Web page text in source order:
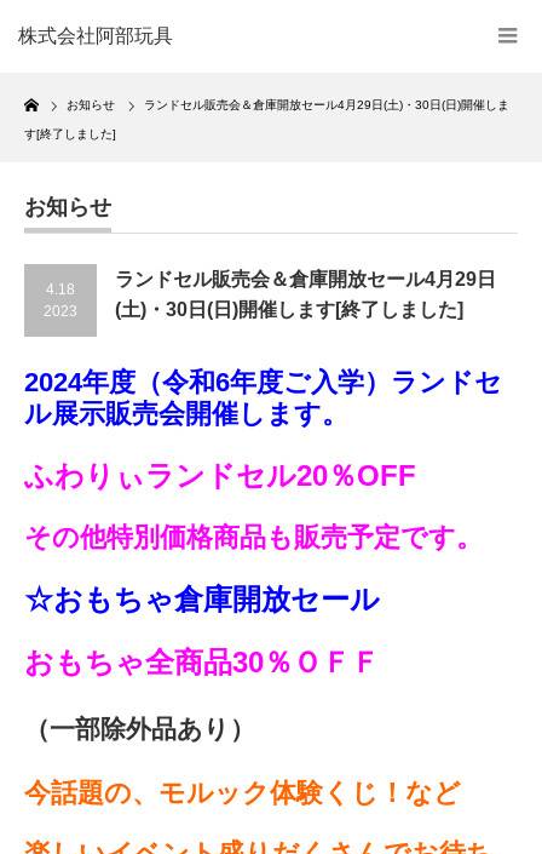
株式会社阿部玩具
Home
お知らせ ランドセル販売会＆倉庫開放セール4月29日(土)・30日(日)開催しま
す[終了しました]
お知らせ
4.18
2023
ランドセル販売会＆倉庫開放セール4月29日
(土)・30日(日)開催します[終了しました]
2024年度（令和6年度ご入学）ランドセ
ル展示販売会開催します。
ふわりぃランドセル20％OFF
その他特別価格商品も販売予定です。
☆おもちゃ倉庫開放セール
おもちゃ全商品30％ＯＦＦ
（一部除外品あり）
今話題の、モルック体験くじ！など